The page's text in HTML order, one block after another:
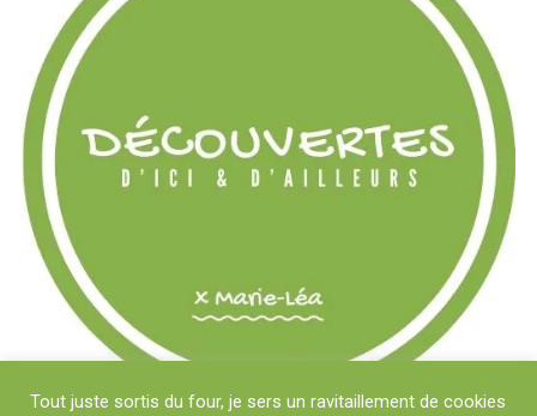
Tout juste sortis du four, je sers un ravitaillement de cookies